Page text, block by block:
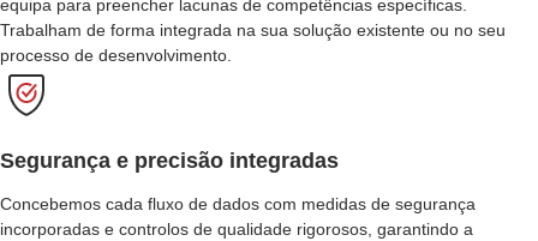
equipa para preencher lacunas de competências específicas.
Trabalham de forma integrada na sua solução existente ou no seu
processo de desenvolvimento.
Segurança e precisão integradas
Concebemos cada fluxo de dados com medidas de segurança
incorporadas e controlos de qualidade rigorosos, garantindo a